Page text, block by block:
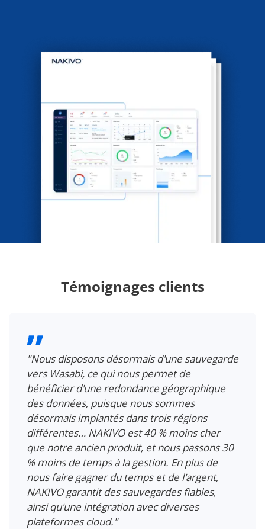
Témoignages clients
"Nous disposons désormais d'une sauvegarde
vers Wasabi, ce qui nous permet de
bénéficier d'une redondance géographique
des données, puisque nous sommes
désormais implantés dans trois régions
différentes… NAKIVO est 40 % moins cher
que notre ancien produit, et nous passons 30
% moins de temps à la gestion. En plus de
nous faire gagner du temps et de l'argent,
NAKIVO garantit des sauvegardes fiables,
ainsi qu'une intégration avec diverses
plateformes cloud."